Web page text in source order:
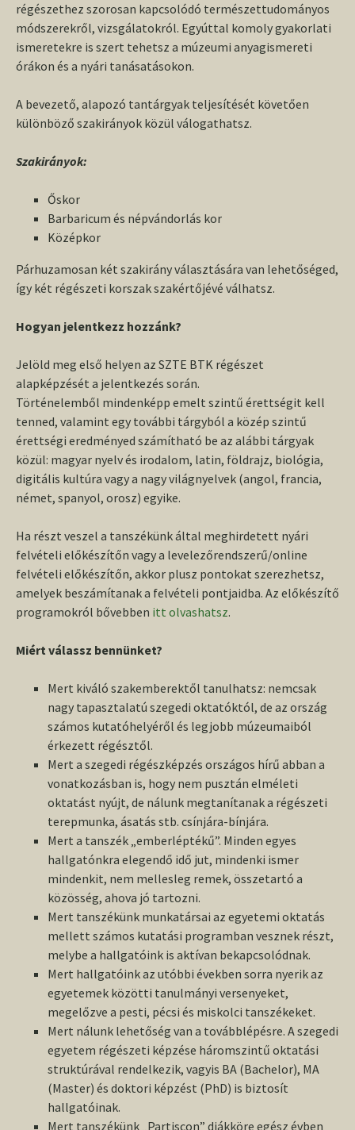
régészethez szorosan kapcsolódó természettudományos
módszerekről, vizsgálatokról. Egyúttal komoly gyakorlati
ismeretekre is szert tehetsz a múzeumi anyagismereti
órákon és a nyári tanásatásokon.
A bevezető, alapozó tantárgyak teljesítését követően
különböző szakirányok közül válogathatsz.
Szakirányok:
Őskor
Barbaricum és népvándorlás kor
Középkor
Párhuzamosan két szakirány választására van lehetőséged,
így két régészeti korszak szakértőjévé válhatsz.
Hogyan jelentkezz hozzánk?
Jelöld meg első helyen az SZTE BTK régészet
alapképzését a jelentkezés során.
Történelemből mindenképp emelt szintű érettségit kell
tenned, valamint egy további tárgyból a közép szintű
érettségi eredményed számítható be az alábbi tárgyak
közül: magyar nyelv és irodalom, latin, földrajz, biológia,
digitális kultúra vagy a nagy világnyelvek (angol, francia,
német, spanyol, orosz) egyike.
Ha részt veszel a tanszékünk által meghirdetett nyári
felvételi előkészítőn vagy a levelező­rendszerű/online
felvételi előkészítőn, akkor plusz pontokat szerezhetsz,
amelyek beszámítanak a felvételi pontjaidba. Az előkészítő
programokról bővebben itt olvashatsz.
Miért válassz bennünket?
Mert kiváló szakemberektől tanulhatsz: nemcsak
nagy tapasztalatú szegedi oktatóktól, de az ország
számos kutatóhelyéről és legjobb múzeumaiból
érkezett régésztől.
Mert a szegedi régészképzés országos hírű abban a
vonatkozásban is, hogy nem pusztán elméleti
oktatást nyújt, de nálunk megtanítanak a régészeti
terepmunka, ásatás stb. csínjára-bínjára.
Mert a tanszék „emberléptékű”. Minden egyes
hallgatónkra elegendő idő jut, mindenki ismer
mindenkit, nem mellesleg remek, összetartó a
közösség, ahova jó tartozni.
Mert tanszékünk munkatársai az egyetemi oktatás
mellett számos kutatási programban vesznek részt,
melybe a hallgatóink is aktívan bekapcsolódnak.
Mert hallgatóink az utóbbi években sorra nyerik az
egyetemek közötti tanulmányi versenyeket,
megelőzve a pesti, pécsi és miskolci tanszékeket.
Mert nálunk lehetőség van a továbblépésre. A szegedi
egyetem régészeti képzése háromszintű oktatási
struktúrával rendelkezik, vagyis BA (Bachelor), MA
(Master) és doktori képzést (PhD) is biztosít
hallgatóinak.
Mert tanszékünk „Partiscon” diákköre egész évben